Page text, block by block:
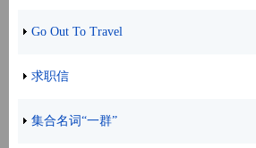
Go Out To Travel
求职信
集合名词“一群”